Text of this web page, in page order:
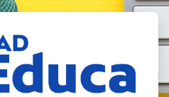
Acesso a